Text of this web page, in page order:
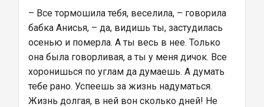
– Все тормошила тебя, веселила, – говорила
бабка Анисья, – да, видишь ты, застудилась
осенью и померла. А ты весь в нее. Только
она была говорливая, а ты у меня дичок. Все
хоронишься по углам да думаешь. А думать
тебе рано. Успеешь за жизнь надуматься.
Жизнь долгая, в ней вон сколько дней! Не